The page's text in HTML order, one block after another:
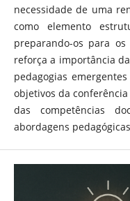
necessidade de uma
como elemento
preparando-os para
reforça a importância
pedagogias
objetivos da
das competências
abordagens